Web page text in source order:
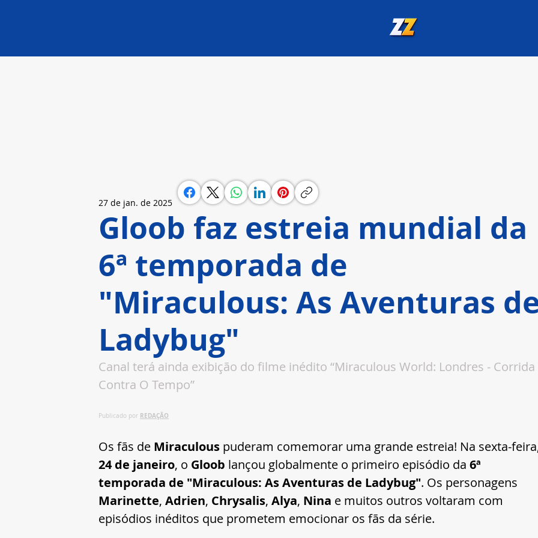
Gloob faz estreia mundial da
6ª temporada de
"Miraculous: As Aventuras
Ladybug"
27 de jan. de 2025
Canal terá ainda exibição do filme inédito “Miraculous World: Londres - Corrida
Contra O Tempo”
Publicado por REDAÇÃO
Os fãs de Miraculous puderam comemorar uma grande estreia! Na sexta-
24 de janeiro, o Gloob lançou globalmente o primeiro episódio da 6ª
temporada de "Miraculous: As Aventuras de Ladybug". Os personagens
Marinette, Adrien, Chrysalis, Alya, Nina e muitos outros voltaram com
episódios inéditos que prometem emocionar os fãs da série.